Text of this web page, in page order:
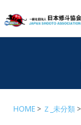
HOME Ｚ_未分類